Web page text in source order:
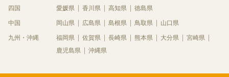
四国 愛媛県 香川県 高知県 徳島県
中国 岡山県 広島県 島根県 鳥取県 山口県
九州・沖縄 福岡県 佐賀県 長崎県 熊本県 大分県
宮崎県
鹿児島県
沖縄県